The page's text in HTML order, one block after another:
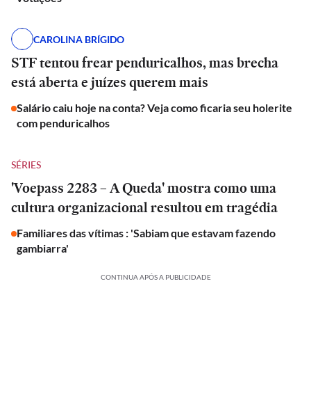
CAROLINA BRÍGIDO
STF tentou frear penduricalhos, mas brecha
está aberta e juízes querem mais
Salário caiu hoje na conta? Veja como ficaria seu holerite
com penduricalhos
SÉRIES
'Voepass 2283 – A Queda' mostra como uma
cultura organizacional resultou em tragédia
Familiares das vítimas : 'Sabiam que estavam fazendo
gambiarra'
CONTINUA APÓS A PUBLICIDADE